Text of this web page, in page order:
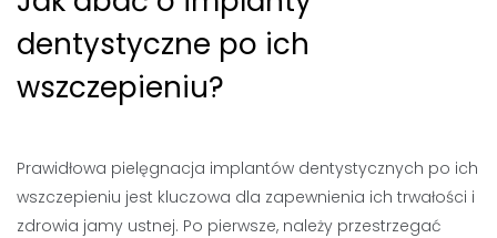
dentystyczne po ich
wszczepieniu?
Prawidłowa pielęgnacja implantów dentystycznych po ich
wszczepieniu jest kluczowa dla zapewnienia ich trwałości i
zdrowia jamy ustnej. Po pierwsze, należy przestrzegać